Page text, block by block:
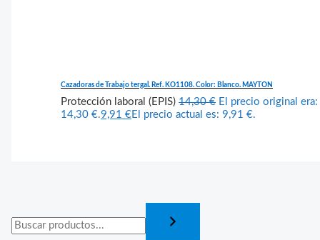
Cazadoras de Trabajo tergal. Ref. KO1108. Color: Blanco. MAYTON
Protección laboral (EPIS)14,30€ El precio original era:
14,30 €.9,91€El precio actual es: 9,91 €.